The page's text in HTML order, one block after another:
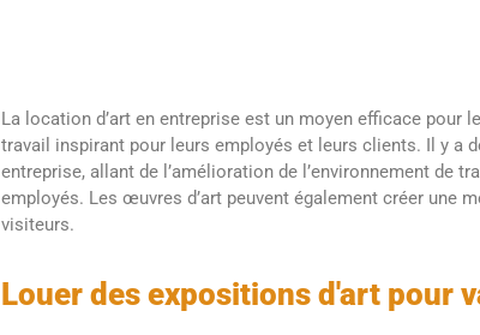
La location d’art en entreprise est un moyen efficace pour
travail inspirant pour leurs employés et leurs clients. Il y a
entreprise, allant de l’amélioration de l’environnement de
employés. Les œuvres d’art peuvent également créer une
visiteurs.
Louer des expositions d'art pour